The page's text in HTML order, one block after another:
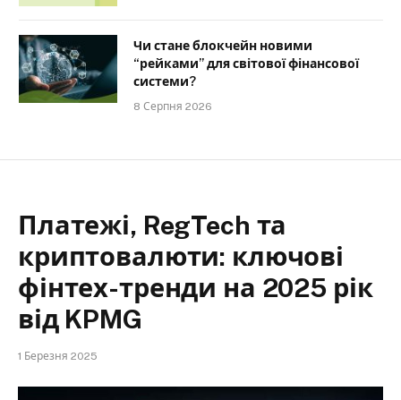
Чи стане блокчейн новими
“рейками” для світової фінансової
системи?
8 Серпня 2026
Платежі, RegTech та
криптовалюти: ключові
фінтех-тренди на 2025 рік
від KPMG
1 Березня 2025